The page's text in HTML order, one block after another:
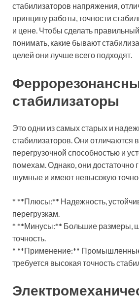
стабилизаторов напряжения,
принципу работы, точности
и цене. Чтобы сделать
понимать, какие бывают
целей они лучше всего подходят.
стабилизаторы
Это одни из самых старых и
стабилизаторов. Они отличаются
перегрузочной способностью и
помехам. Однако, они достаточно
шумные и имеют невысокую
* **Плюсы:** Надежность,
перегрузкам.
* **Минусы:** Большие размеры,
точность.
* **Применение:** Промышленные
требуется высокая точность